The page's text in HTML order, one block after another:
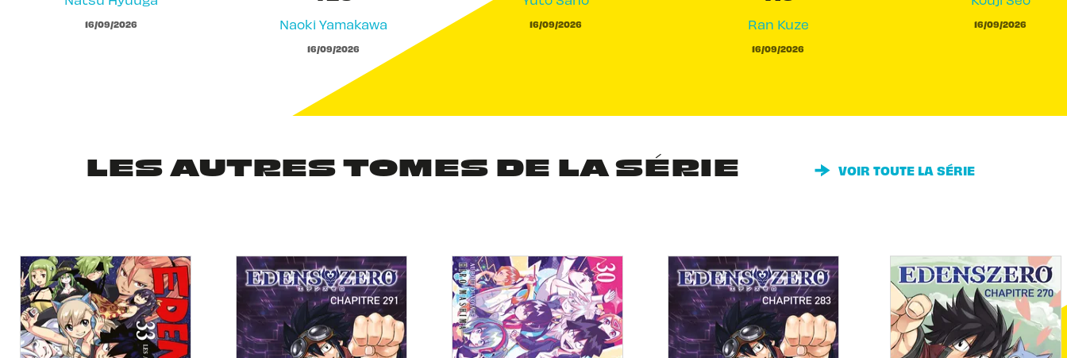
16/09/2026 Naoki Yamakawa
16/09/2026
16/09/2026 Ran Kuze
16/09/2026
16/09/2026
LES AUTRES TOMES DE LA SÉRIE VOIR TOUTE LA SÉRIE